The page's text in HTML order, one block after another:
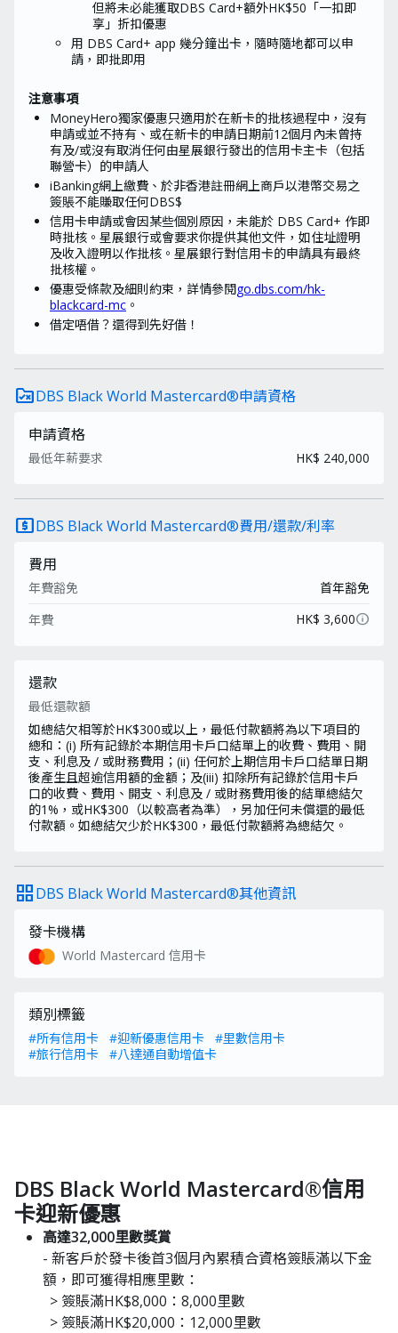
但將未必能獲取DBS Card+額外HK$50「一扣即
享」折扣優惠
用 DBS Card+ app 幾分鐘出卡，隨時隨地都可以申
請，即批即用
注意事項
​MoneyHero獨家優惠只適用於在新卡的批核過程中，沒有
申請或並不持有、或在新卡的申請日期前12個月內未曾持
有及/或沒有取消任何由星展銀行發出的信用卡主卡（包括
聯營卡）的申請人
iBanking網上繳費、於非香港註冊網上商戶以港幣交易之
簽賬不能賺取任何DBS$
信用卡申請或會因某些個別原因，未能於 DBS Card+ 作即
時批核。星展銀行或會要求你提供其他文件，如住址證明
及收入證明以作批核。星展銀行對信用卡的申請具有最終
批核權。
優惠受條款及細則約束，詳情參閱go.dbs.com/hk-
blackcard-mc 。
借定唔借？還得到先好借！
rule_folderDBS Black World Mastercard®申請資格
申請資格
最低年薪要求 HK$ 240,000
local_atmDBS Black World Mastercard®費用/還款/利率
費用
年費豁免
首年豁免
年費
HK$ 3,600info
還款
最低還款額
如總結欠相等於HK$300或以上，最低付款額將為以下項目的
總和：(i) 所有記錄於本期信用卡戶口結單上的收費、費用、開
支、利息及 / 或財務費用；(ii) 任何於上期信用卡戶口結單日期
後產生且超逾信用額的金額；及(iii) 扣除所有記錄於信用卡戶
口的收費、費用、開支、利息及 / 或財務費用後的結單總結欠
的1%，或HK$300（以較高者為準），另加任何未償還的最低
付款額。如總結欠少於HK$300，最低付款額將為總結欠。
grid_viewDBS Black World Mastercard®其他資訊
發卡機構
World Mastercard 信用卡
類別標籤
#所有信用卡 #迎新優惠信用卡
#里數信用卡
#旅行信用卡
#八達通自動增值卡
DBS Black World Mastercard®信用
卡迎新優惠
高達32,000里數獎賞
- 新客戶於發卡後首3個月內累積合資格簽賬滿以下金
額，即可獲得相應里數：
> 簽賬滿HK$8,000：8,000里數
> 簽賬滿HK$20,000：12,000里數